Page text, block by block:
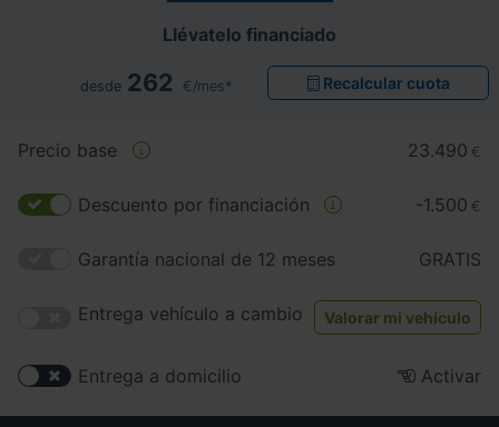
Llévatelo financiado
desde 262 €/mes* Recalcular cuota
Precio base 23.490 €
Descuento por financiación -1.500 €
Garantía nacional de 12 meses GRATIS
Entrega vehículo a cambio Valorar mi vehículo
Entrega a domicilio Activar